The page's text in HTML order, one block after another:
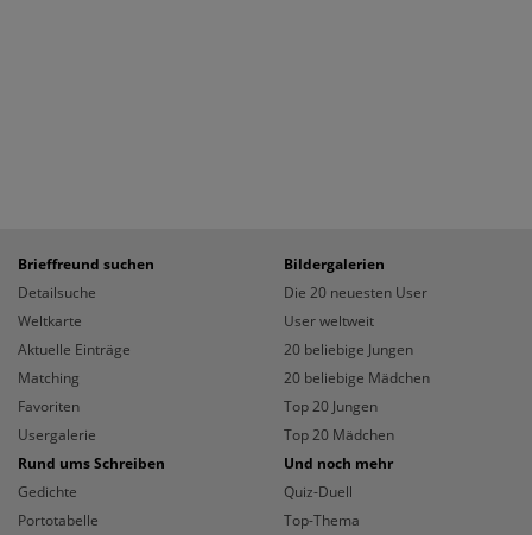
Brieffreund suchen
Detailsuche
Weltkarte
Aktuelle Einträge
Matching
Favoriten
Usergalerie
Bildergalerien
Die 20 neuesten User
User weltweit
20 beliebige Jungen
20 beliebige Mädchen
Top 20 Jungen
Top 20 Mädchen
Rund ums Schreiben
Gedichte
Portotabelle
Und noch mehr
Quiz-Duell
Top-Thema